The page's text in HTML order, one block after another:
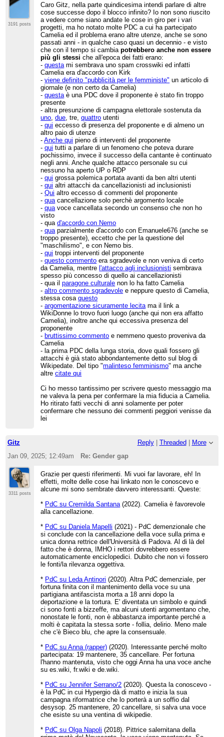
3191 posts
Caro Gitz, nella parte quindicesima intendi parlare di altre
cose successe dopo il blocco infinito? Io non sono riuscito
a vedere come siano andate le cose in giro per i vari
progetti, ma ho notato molte PDC a cui ha partecipato
Camelia ed il problema erano altre utenze, anche se sono
passati anni - in qualche caso quasi un decennio - e visto
che con il tempo si cambia potrebbero anche non essere
più gli stessi che all'epoca dei fatti erano:
-questa mi sembrava uno spam crosswiki ed infatti
Camelia era d'accordo con Kirk
-viene definito "pubblicità per le femministe" un articolo di
giornale (e non certo da Camelia)
-questa è una PDC dove il proponente è stato fin troppo
presente
- altra presunzione di campagna elettorale sostenuta da
uno ,due , tre,quattro utenti
-qui eccesso di presenza del proponente e di almeno un
altro paio di utenze
-Anche qui pieno di interventi del proponente
-qui tutti a parlare di un fenomeno che poteva durare
pochissimo, invece il successo della cantante è continuato
negli anni. Anche qualche attacco personale su cui
nessuno ha aperto UP o RDP
-qui grossa polemica portata avanti da ben altri utenti
-qui altri attacchi da cancellazionisti ad inclusionisti
-Qui altro eccesso di commenti del proponente
-qua cancellazione solo perchè argomento locale
-qua voce cancellata secondo un consenso che non ho
visto
- quad'accordo con Nemo
-qua parzialmente d'accordo con Emanuele676 (anche se
troppo presente), eccetto che per la questione del
"maschilismo", e con Nemo bis.
-qui troppi interventi del proponente
-questo commento era sgradevole e non veniva di certo
da Camelia, mentrel'attacco agli inclusionisti sembrava
spesso più concesso di quello ai cancellazionisti
- qua ilparagone culturale non lo ha fatto Camelia
-altro commento sgradevole e neppure questo di Camelia,
stessa cosaquesto
-argomentazione sicuramente lecita ma il link a
WikiDonne lo trovo fuori luogo (anche qui non era affatto
Camelia), inoltre anche qui eccessiva presenza del
proponente
-bruttissimo commento e nemmeno questo proveniva da
Camelia
- la prima PDC della lunga storia, dove quali fossero gli
attacchi è già stato abbondantemente detto sul blog di
Wikipedate. Del tipo "malinteso femminismo" ma anche
altrecitate qui
Ci ho messo tantissimo per scrivere questo messaggio ma
ne valeva la pena per confermare la mia fiducia a Camelia.
Ho ritirato fatti vecchi di anni solamente per poter
confermare che nessuno dei commenti peggiori venisse da
lei
Gitz Reply| Threaded
More
Jan 09, 2025; 12:49am
Re: Gender gap
3311 posts
Grazie per questi riferimenti. Mi vuoi far lavorare, eh! In
effetti, molte delle cose hai linkato non le conoscevo e
alcune mi sono sembrate davvero interessanti. Queste:
* PdC su Cremilda Santana (2022). Camelia è favorevole
alla cancellazione.
* PdC su Daniela Mapelli (2021) - PdC demenzionale che
si conclude con la cancellazione della voce sulla prima e
unica donna rettrice dell'Università di Padova. Al di là del
fatto che è donna, IMHO i rettori dovrebbero essere
automaticamente enciclopedici. Dubito che non vi fossero
le fonti/la rilevanza oggettiva.
* PdC su Leda Antinori (2020). Altra PdC demenziale, per
fortuna finita con il mantenimento della voce su una
partigiana antifascista morta a 18 anni dopo la
deportazione e la tortura. E' diventata un simbolo e quindi
ci sono fonti a bizzeffe, ma alcuni utenti argomentano che,
nonostate le fonti, non è abbastanza importante perché a
molti è capitata la stessa sorte - follia, delirio. Meno male
che c'è Bieco blu, che apre la consensuale.
* PdC su Anna (rapper) (2020). Interessante perché molto
partecipata: 19 mantenere, 35 cancellare. Per fortuna
l'hanno mantenuta, visto che oggi Anna ha una voce anche
su es.wiki, fr.wiki e de.wiki.
* PdC su Jennifer Serrano/2 (2020). Questa la conoscevo -
è la PdC in cui Hypergio dà di matto e inizia la sua
campagna riformatrice che lo porterà a un soffio dal
desysop. 25 mantenere, 20 cancellare, si salva una voce
che esiste su una ventina di wikipedie.
* PdC su Olga Napoli (2018). Pittrice salernitana della